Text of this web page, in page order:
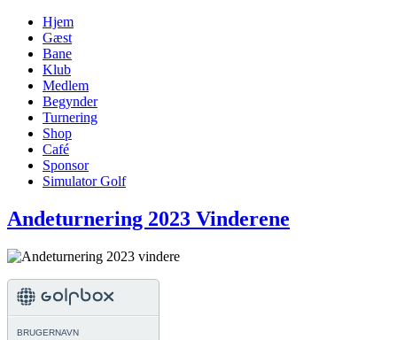
Hjem
Gæst
Bane
Klub
Medlem
Begynder
Turnering
Shop
Café
Sponsor
Simulator Golf
Andeturnering 2023 Vinderene
BRUGERNAVN